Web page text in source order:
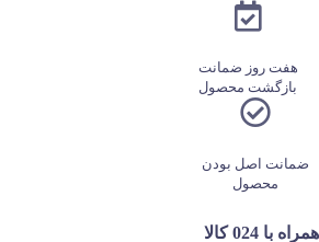
هفت روز ضمانت
بازگشت محصول
ضمانت اصل بودن
محصول
همراه با 024 کالا